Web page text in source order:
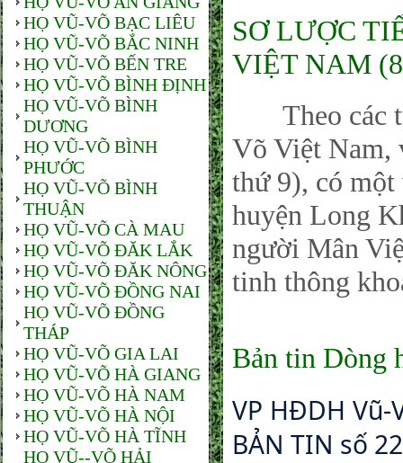
HỌ VŨ-VÕ BẠC LIÊU
HỌ VŨ-VÕ BẮC NINH
HỌ VŨ-VÕ BẾN TRE
HỌ VŨ-VÕ BÌNH ĐỊNH
HỌ VŨ-VÕ BÌNH
DƯƠNG
HỌ VŨ-VÕ BÌNH
PHƯỚC
HỌ VŨ-VÕ BÌNH
THUẬN
HỌ VŨ-VÕ CÀ MAU
HỌ VŨ-VÕ ĐĂK LẮK
HỌ VŨ-VÕ ĐĂK NÔNG
HỌ VŨ-VÕ ĐỒNG NAI
HỌ VŨ-VÕ ĐỒNG
THÁP
HỌ VŨ-VÕ GIA LAI
HỌ VŨ-VÕ HÀ GIANG
HỌ VŨ-VÕ HÀ NAM
HỌ VŨ-VÕ HÀ NỘI
HỌ VŨ-VÕ HÀ TĨNH
HỌ VŨ--VÕ HẢI
SƠ LƯỢC
VIỆT NAM
Theo các
Võ Việt Nam,
thứ 9), có
huyện Long
người Mân
tinh thông
Bản tin Dòng
VP HĐDH
BẢN TIN số